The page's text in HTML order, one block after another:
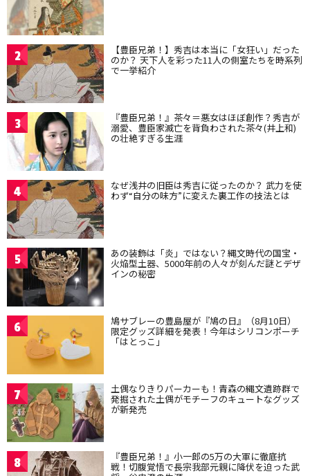
2 【豊臣兄弟！】秀吉は本当に「女狂い」だった
のか？ 天下人を彩った11人の側室たちを時系列
で一挙紹介
3 『豊臣兄弟！』茶々＝悪女はほぼ創作？秀吉が
溺愛、豊臣家滅亡を背負わされた茶々(井上和)
の壮絶すぎる生涯
4 なぜ浅井の旧臣は秀吉に従ったのか？ 武力を使
わず“自分の味方”に変えた裏工作の技法とは
5 あの装飾は「炎」ではない？縄文時代の国宝・
火焔型土器、5000年前の人々が刻んだ謎とデザ
インの秘密
6 鳩サブレーの豊島屋が『鳩の日』（8月10日）
限定グッズ詳細を発表！今年はシリコンポーチ
「はとっこ」
7 土偶なりきりパーカーも！青森の縄文遺跡群で
発掘された土偶がモチーフのキュートなグッズ
が新発売
8 『豊臣兄弟！』小一郎の5万の大軍に徹底抗
戦！切腹覚悟で長宗我部元親に降伏を迫った武